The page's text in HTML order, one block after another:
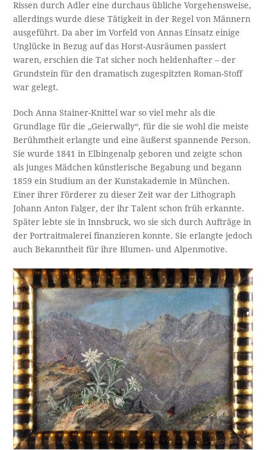
Rissen durch Adler eine durchaus übliche Vorgehensweise,
allerdings wurde diese Tätigkeit in der Regel von Männern
ausgeführt. Da aber im Vorfeld von Annas Einsatz einige
Unglücke in Bezug auf das Horst-Ausräumen passiert
waren, erschien die Tat sicher noch heldenhafter – der
Grundstein für den dramatisch zugespitzten Roman-Stoff
war gelegt.
Doch Anna Stainer-Knittel war so viel mehr als die
Grundlage für die „Geierwally“, für die sie wohl die meiste
Berühmtheit erlangte und eine äußerst spannende Person.
Sie wurde 1841 in Elbingenalp geboren und zeigte schon
als junges Mädchen künstlerische Begabung und begann
1859 ein Studium an der Kunstakademie in München.
Einer ihrer Förderer zu dieser Zeit war der Lithograph
Johann Anton Falger, der ihr Talent schon früh erkannte.
Später lebte sie in Innsbruck, wo sie sich durch Aufträge in
der Portraitmalerei finanzieren konnte. Sie erlangte jedoch
auch Bekanntheit für ihre Blumen- und Alpenmotive.